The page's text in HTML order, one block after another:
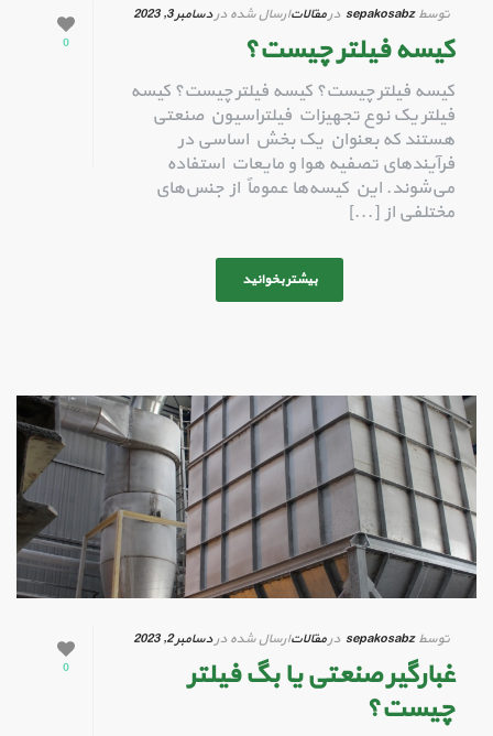
0
توسطsepakosabz درمقالاتارسال شده دردسامبر 3, 2023
کیسه فیلتر چیست؟
کیسه فیلتر چیست؟ کیسه فیلتر چیست؟ کیسه‌
فیلتر یک نوع تجهیزات فیلتراسیون صنعتی
هستند که بعنوان یک بخش اساسی در
فرآیندهای تصفیه هوا و مایعات استفاده
می‌شوند. این کیسه‌ها عموماً از جنس‌های
مختلفی از [...]
بیشتر بخوانید
0
توسطsepakosabz درمقالاتارسال شده دردسامبر 2, 2023
غبارگیر صنعتی یا بگ فیلتر
چیست؟